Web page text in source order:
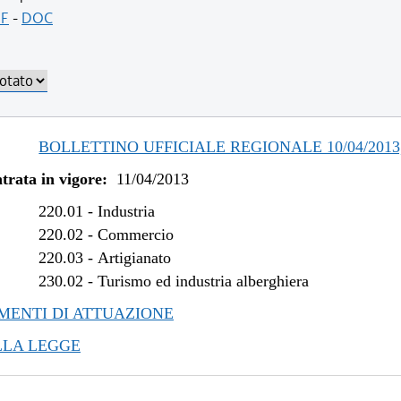
al 17/05/2017
al 08/01/2017
al 31/12/2016
al 14/12/2016
al 12/04/2016
al 27/03/2014
al 11/12/2013
- DOC
BOLLETTINO UFFICIALE REGIONALE 10/04/
in vigore: 11/04/2013
220.01 -Industria
220.02 -Commercio
220.03 -Artigianato
230.02 -Turismo ed industria alberghiera
DI ATTUAZIONE
LEGGE